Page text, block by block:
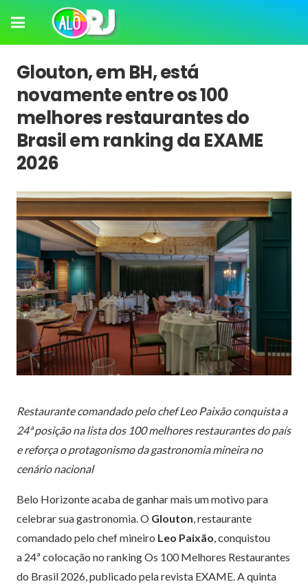
Glouton, em BH, está
novamente entre os 100
melhores restaurantes do
Brasil em ranking da EXAME
2026
Restaurante comandado pelo chef Leo Paixão conquista a
24ª posição na lista dos 100 melhores restaurantes do país
e reforça o protagonismo da gastronomia mineira no
cenário nacional
Belo Horizonte acaba de ganhar mais um motivo para
celebrar sua gastronomia. O Glouton, restaurante
comandado pelo chef mineiro Leo Paixão, conquistou
a 24ª colocação no ranking Os 100 Melhores Restaurantes
do Brasil 2026, publicado pela revista EXAME. A quinta